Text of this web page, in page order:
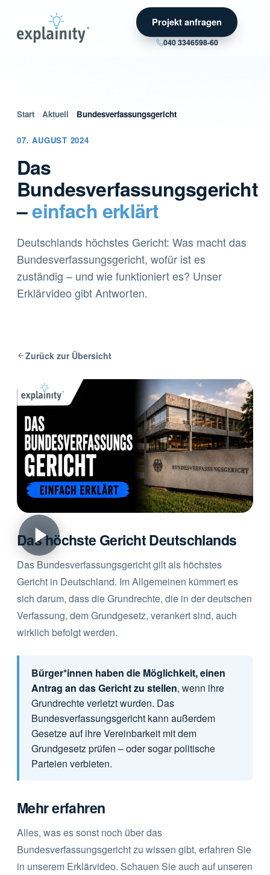
Projekt anfragen
040 3346598-60
Start Aktuell Bundesverfassungsgericht
07. AUGUST 2024
Das
Bundesverfassungsgericht
–einfach erklärt
Deutschlands höchstes Gericht: Was macht das
Bundesverfassungsgericht, wofür ist es
zuständig – und wie funktioniert es? Unser
Erklärvideo gibt Antworten.
Zurück zur Übersicht
Das höchste Gericht Deutschlands
Das Bundesverfassungsgericht gilt als höchstes
Gericht in Deutschland. Im Allgemeinen kümmert es
sich darum, dass die Grundrechte, die in der deutschen
Verfassung, dem Grundgesetz, verankert sind, auch
wirklich befolgt werden.
Bürger*innen haben die Möglichkeit, einen
Antrag an das Gericht zu stellen, wenn ihre
Grundrechte verletzt wurden. Das
Bundesverfassungsgericht kann außerdem
Gesetze auf ihre Vereinbarkeit mit dem
Grundgesetz prüfen – oder sogar politische
Parteien verbieten.
Mehr erfahren
Alles, was es sonst noch über das
Bundesverfassungsgericht zu wissen gibt, erfahren Sie
in unserem Erklärvideo. Schauen Sie auch auf unseren